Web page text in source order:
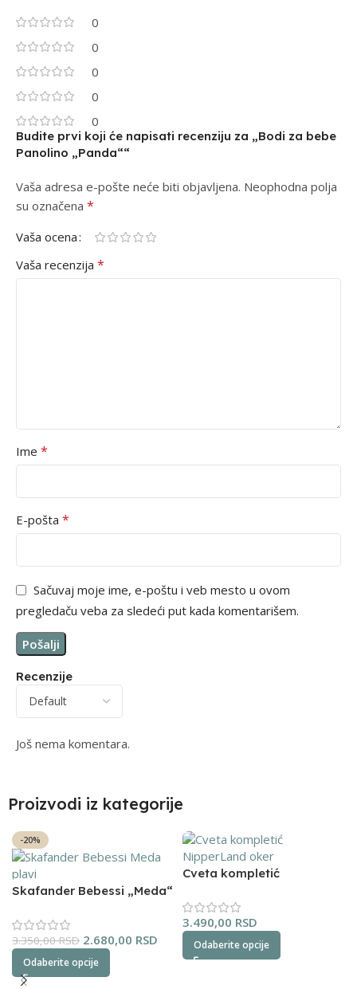
0
0
0
0
0
Recenzije
Još nema komentara.
Budite prvi koji će napisati recenziju za „Bodi za bebe
Panolino „Panda““
Vaša adresa e-pošte neće biti objavljena. Neophodna polja
su označena *
Vaša ocena
Vaša recenzija *
Ime *
E-pošta *
Sačuvaj moje ime, e-poštu i veb mesto u ovom
pregledaču veba za sledeći put kada komentarišem.
Alternative:
Proizvodi iz kategorije
-20%
Skafander Bebessi „Meda“
3.350,00RSD 2.680,00 RSD
Odaberite opcije
Cveta kompletić
3.490,00 RSD
Odaberite opcije